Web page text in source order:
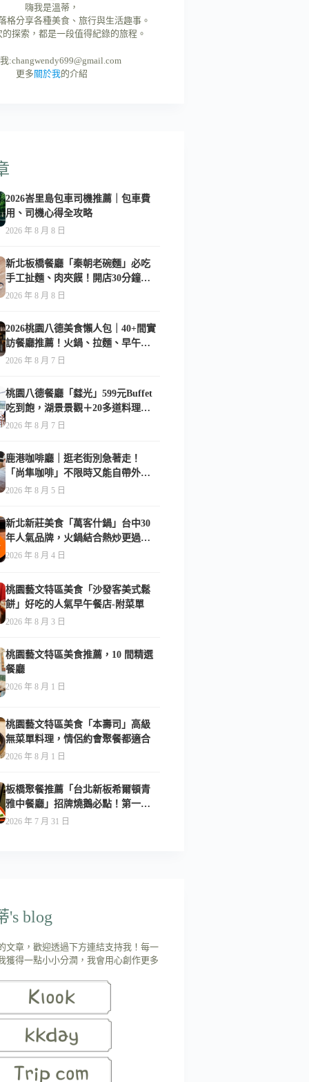
嗨我是溫蒂，
格分享各種美食、旅行與生活趣事。
探索，都是一段值得紀錄的旅程。
:changwendy699@gmail.com
更多關於我的介紹
2026峇里島包車司機推薦｜包車費
用、司機心得全攻略
2026 年 8 月 8 日
新北板橋餐廳「秦朝老碗麵」必吃
手工扯麵、肉夾饃！開店30分鐘就
客滿的人氣陝西美食-附菜單
2026 年 8 月 8 日
2026桃園八德美食懶人包｜40+間實
訪餐廳推薦！火鍋、拉麵、早午
餐、咖啡廳全收錄
2026 年 8 月 7 日
桃園八德餐廳「㵘光」599元Buffet
吃到飽，湖景景觀＋20多道料理一
次享用
2026 年 8 月 7 日
鹿港咖啡廳｜逛老街別急著走！
「尚隼咖啡」不限時又能自帶外
食，難怪在地人天天報到-附菜單
2026 年 8 月 5 日
新北新莊美食「萬客什鍋」台中30
年人氣品牌，火鍋結合熱炒更過
癮！-附菜單
2026 年 8 月 4 日
桃園藝文特區美食「沙發客美式鬆
餅」好吃的人氣早午餐店-附菜單
2026 年 8 月 3 日
桃園藝文特區美食推薦，10 間精選
餐廳
2026 年 8 月 1 日
桃園藝文特區美食「本壽司」高級
無菜單料理，情侶約會聚餐都適合
2026 年 8 月 1 日
板橋聚餐推薦「台北新板希爾頓青
雅中餐廳」招牌燒鵝必點！第一次
吃就驚艷-附菜單
2026 年 7 月 31 日
's blog
文章，歡迎透過下方連結支持我！每一
獲得一點小小分潤，我會用心創作更多